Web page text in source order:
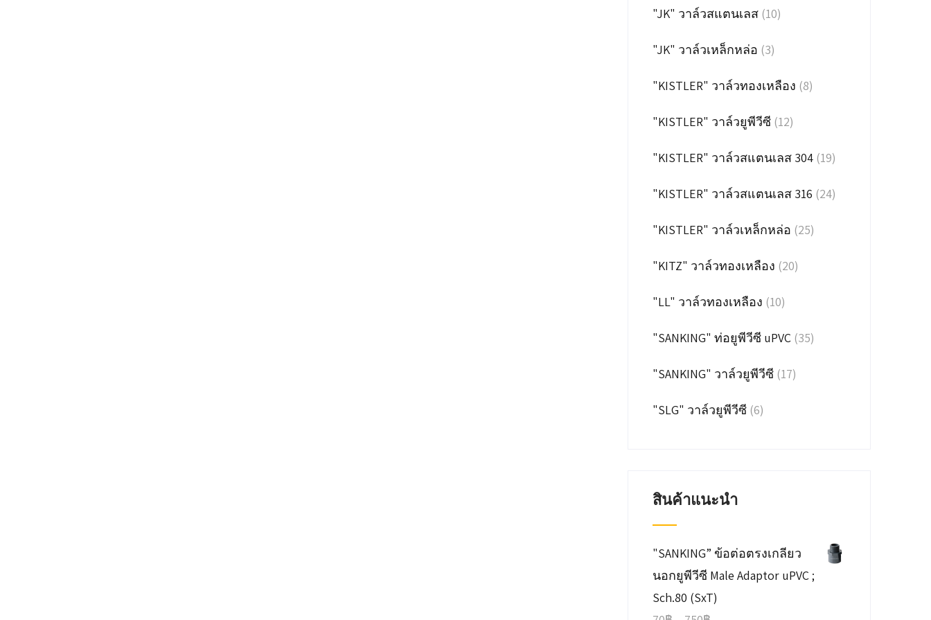
"JK" วาล์วสแตนเลส (10)
"JK" วาล์วเหล็กหล่อ (3)
"KISTLER" วาล์วทองเหลือง (8)
"KISTLER" วาล์วยูพีวีซี (12)
"KISTLER" วาล์วสแตนเลส 304 (19)
"KISTLER" วาล์วสแตนเลส 316 (24)
"KISTLER" วาล์วเหล็กหล่อ (25)
"KITZ" วาล์วทองเหลือง (20)
"LL" วาล์วทองเหลือง (10)
"SANKING" ท่อยูพีวีซี uPVC (35)
"SANKING" วาล์วยูพีวีซี (17)
"SLG" วาล์วยูพีวีซี (6)
สินค้าแนะนำ
"SANKING” ข้อต่อตรงเกลียว
นอกยูพีวีซี Male Adaptor uPVC ;
Sch.80 (SxT)